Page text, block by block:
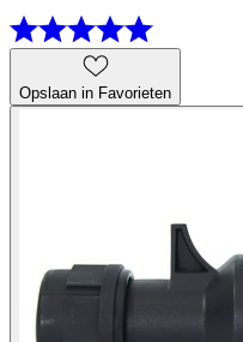
Opslaan in Favorieten